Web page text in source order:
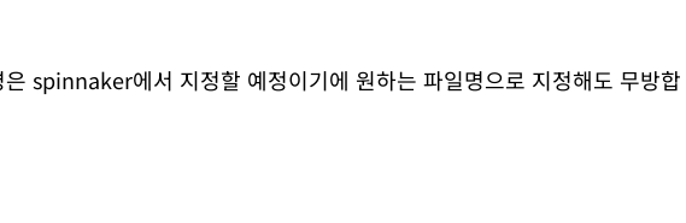
spinnaker에서 지정할 예정이기에 원하는 파일명으로 지정해도 무방합